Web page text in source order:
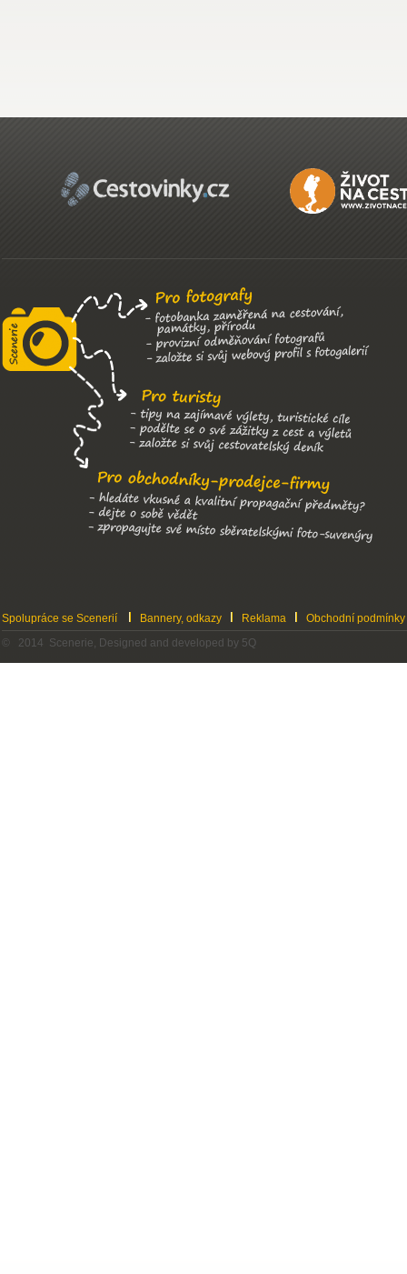
Spolupráce se Scenerií Bannery, odkazy Reklama
Obchodní podmínky
© 2014 Scenerie, Designed and developed by 5Q